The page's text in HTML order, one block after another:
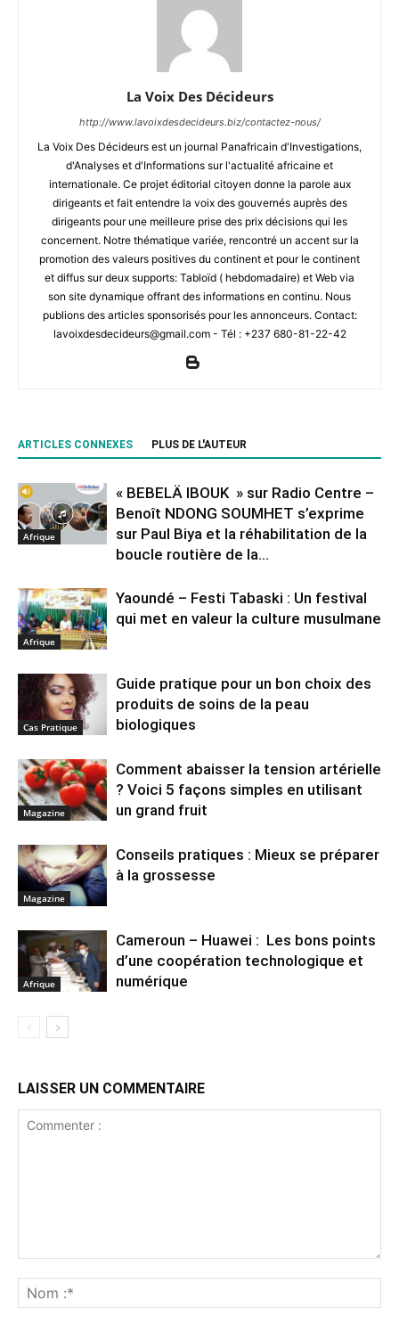
La Voix Des Décideurs
http://www.lavoixdesdecideurs.biz/contactez-nous/
La Voix Des Décideurs est un journal Panafricain d'Investigations,
d'Analyses et d'Informations sur l'actualité africaine et
internationale. Ce projet éditorial citoyen donne la parole aux
dirigeants et fait entendre la voix des gouvernés auprès des
dirigeants pour une meilleure prise des prix décisions qui les
concernent. Notre thématique variée, rencontré un accent sur la
promotion des valeurs positives du continent et pour le continent
et diffus sur deux supports: Tabloïd ( hebdomadaire) et Web via
son site dynamique offrant des informations en continu. Nous
publions des articles sponsorisés pour les annonceurs. Contact:
lavoixdesdecideurs@gmail.com - Tél : +237 680-81-22-42
ARTICLES CONNEXES PLUS DE L'AUTEUR
Afrique
« BEBELÄ IBOUK » sur Radio Centre –
Benoît NDONG SOUMHET s’exprime
sur Paul Biya et la réhabilitation de la
boucle routière de la...
Afrique
Yaoundé – Festi Tabaski : Un festival
qui met en valeur la culture musulmane
Cas Pratique
Guide pratique pour un bon choix des
produits de soins de la peau
biologiques
Magazine
Comment abaisser la tension artérielle
? Voici 5 façons simples en utilisant
un grand fruit
Magazine
Conseils pratiques : Mieux se préparer
à la grossesse
Afrique
Cameroun – Huawei : Les bons points
d’une coopération technologique et
numérique
LAISSER UN COMMENTAIRE